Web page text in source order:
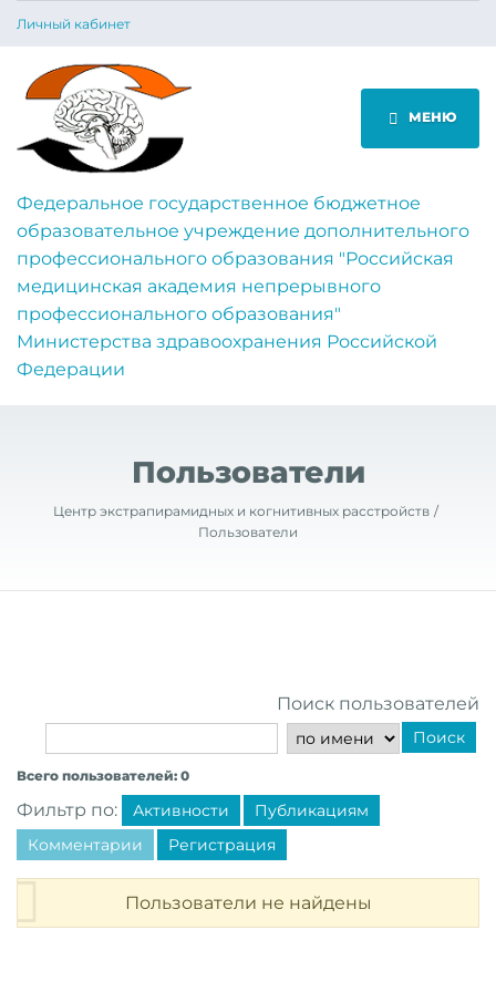
Личный кабинет
МЕНЮ
Федеральное государственное бюджетное
образовательное учреждение дополнительного
профессионального образования "Российская
медицинская академия непрерывного
профессионального образования"
Министерства здравоохранения Российской
Федерации
Пользователи
Центр экстрапирамидных и когнитивных расстройств
Пользователи
Поиск пользователей
Поиск
Всего пользователей: 0
Фильтр по: Активности
Публикациям
Комментарии
Регистрация
Пользователи не найдены